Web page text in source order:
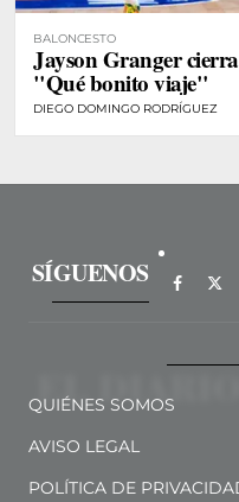
BALONCESTO
Jayson Granger
"Qué bonito viaje"
DIEGO DOMINGO RODRÍGUEZ
SÍGUENOS
QUIÉNES SOMOS
AVISO LEGAL
POLÍTICA DE